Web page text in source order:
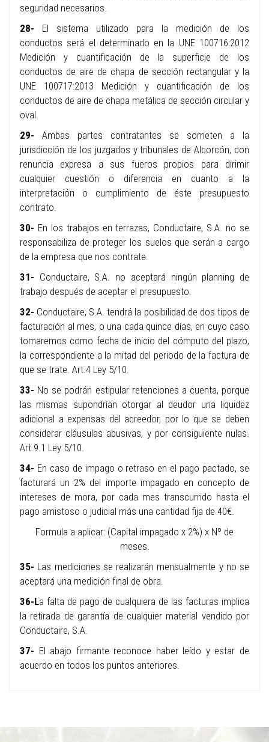
seguridad necesarios.
28- El sistema utilizado para la medición de los
conductos será el determinado en la UNE 100716:2012
Medición y cuantificación de la superficie de los
conductos de aire de chapa de sección rectangular y la
UNE 100717:2013 Medición y cuantificación de los
conductos de aire de chapa metálica de sección circular y
oval.
29- Ambas partes contratantes se someten a la
jurisdicción de los juzgados y tribunales de Alcorcón, con
renuncia expresa a sus fueros propios para dirimir
cualquier cuestión o diferencia en cuanto a la
interpretación o cumplimiento de éste presupuesto
contrato.
30- En los trabajos en terrazas, Conductaire, S.A. no se
responsabiliza de proteger los suelos que serán a cargo
de la empresa que nos contrate.
31- Conductaire, S.A. no aceptará ningún planning de
trabajo después de aceptar el presupuesto.
32- Conductaire, S.A. tendrá la posibilidad de dos tipos de
facturación al mes, o una cada quince días, en cuyo caso
tomaremos como fecha de inicio del cómputo del plazo,
la correspondiente a la mitad del periodo de la factura de
que se trate. Art.4 Ley 5/10.
33- No se podrán estipular retenciones a cuenta, porque
las mismas supondrían otorgar al deudor una liquidez
adicional a expensas del acreedor, por lo que se deben
considerar cláusulas abusivas, y por consiguiente nulas.
Art.9.1 Ley 5/10.
34- En caso de impago o retraso en el pago pactado, se
facturará un 2% del importe impagado en concepto de
intereses de mora, por cada mes transcurrido hasta el
pago amistoso o judicial más una cantidad fija de 40€.
Formula a aplicar: (Capital impagado x 2%) x Nº de
meses.
35- Las mediciones se realizarán mensualmente y no se
aceptará una medición final de obra.
36-La falta de pago de cualquiera de las facturas implica
la retirada de garantía de cualquier material vendido por
Conductaire, S.A.
37- El abajo firmante reconoce haber leído y estar de
acuerdo en todos los puntos anteriores.